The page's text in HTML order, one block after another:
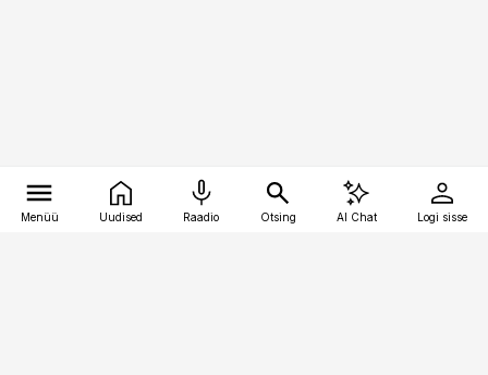
Menüü Uudised Raadio Otsing AI Chat Logi sisse